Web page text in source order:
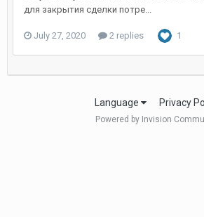
для закрытия сделки потре...
July 27, 2020 2 replies 1
Language Privacy
Powered by Invision